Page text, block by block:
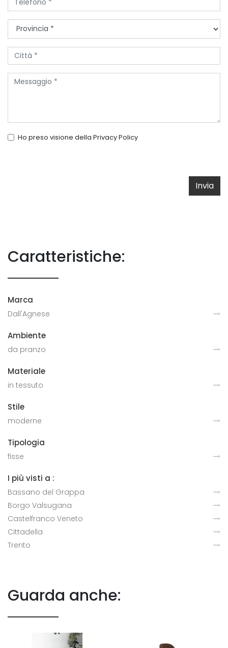
Ho preso visione della Privacy Policy
Invia
Caratteristiche:
Marca
Dall'Agnese
Ambiente
da pranzo
Materiale
in tessuto
Stile
moderne
Tipologia
fisse
I più visti a :
Bassano del Grappa
Borgo Valsugana
Castelfranco Veneto
Cittadella
Trento
Guarda anche: